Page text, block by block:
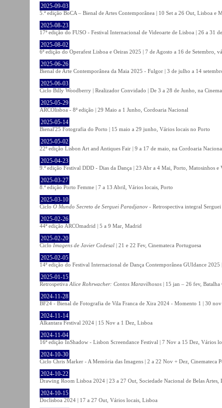
2025-09-03
5.ª edição BoCA – Bienal de Artes Contemporânea | 10 Set a 26 Out, Lisboa e
2025-08-23
17ª edição do FUSO - Festival Internacional de Videoarte de Lisboa | 26 a 31
2025-08-02
6ª edição do Operafest Lisboa e Oeiras 2025 | 7 de Agosto a 16 de Setembro,
2025-06-26
Bienal de Arte Contemporânea da Maia 2025 - Fulgor | 3 de julho a 14
2025-06-03
Ciclo Billy Woodberry | Realizador Convidado | De 3 a 28 de Junho, na
2025-05-29
ARCOlisboa - 8ª edição | 29 Maio a 1 Junho, Cordoaria Nacional
2025-05-14
Bienal'25 Fotografia do Porto | 15 maio a 29 junho, Vários locais no Porto
2025-05-02
22ª edição Lisbon Art and Antiques Fair | 9 a 17 de maio, na Cordoaria
2025-04-23
9.ª edição Festival DDD - Dias da Dança | 23 Abr a 4 Mai, Porto, Matosinhos e
2025-03-27
8.ª edição Porto Femme | 7 a 13 Abril, Vários locais, Porto
2025-03-10
Ciclo O Mundo Secreto de Serguei Paradjanov - Retrospectiva integral
2025-02-26
44ª edição ARCOmadrid | 5 a 9 Mar, Madrid
2025-02-20
Ciclo Imagens de Javier Codesal | 21 e 22 Fev, Cinemateca Portuguesa
2025-02-05
14ª edição do Festival Internacional de Dança Contemporânea GUIdance 2025
2025-01-15
Retrospetiva Alice Rohrwacher: Contos Maravilhosos | 15 jan – 26 fev, Batalha
2024-11-28
BF24 - Bienal de Fotografia de Vila Franca de Xira 2024 - Momento 1 | 30
2024-11-14
Alkantara Festival 2024 | 15 Nov a 1 Dez, Lisboa
2024-11-04
16ª edição InShadow - Lisbon Screendance Festival | 7 Nov a 15 Dez, Vários
2024-10-30
Ciclo Chris Marker - A Memória das Imagens | 2 a 22 Nov + Dez, Cinemateca
2024-10-22
Drawing Room Lisboa 2024 | 23 a 27 Out, Sociedade Nacional de Belas Artes,
2024-10-15
Doclisboa 2024 | 17 a 27 Out, Vários locais, Lisboa